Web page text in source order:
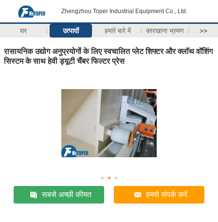
Zhengzhou Toper Industrial Equipment Co., Ltd.
घर उत्पादों हमारे बारे में कारखाना भ्रमण >>
रासायनिक उद्योग अनुप्रयोगों के लिए स्वचालित प्लेट शिफ्टर और क्लॉथ वॉशिंग
सिस्टम के साथ हेवी ड्यूटी चैंबर फिल्टर प्रेस
सबसे अच्छी कीमत हमसे संपर्क करें